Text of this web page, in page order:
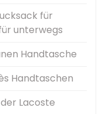
für
unterwegs
Handtasche
Handtaschen
Lacoste